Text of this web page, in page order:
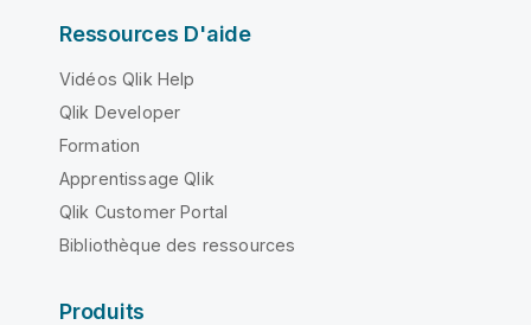
Ressources D'aide
Vidéos Qlik Help
Qlik Developer
Formation
Apprentissage Qlik
Qlik Customer Portal
Bibliothèque des ressources
Produits